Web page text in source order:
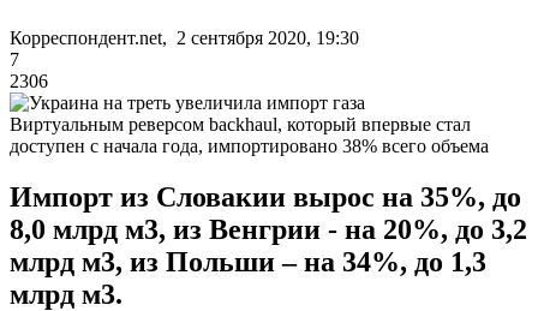
Корреспондент.net, 2 сентября 2020, 19:30
7
2306
Виртуальным реверсом backhaul, который впервые стал
доступен с начала года, импортировано 38% всего объема
Импорт из Словакии вырос на 35%, до
8,0 млрд м3, из Венгрии - на 20%, до 3,2
млрд м3, из Польши – на 34%, до 1,3
млрд м3.